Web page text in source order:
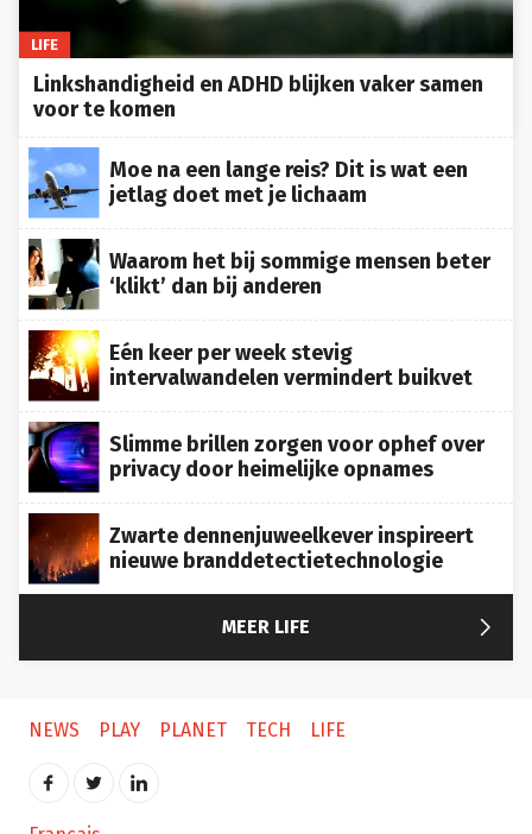
LIFE
Linkshandigheid en ADHD blijken vaker samen
voor te komen
Moe na een lange reis? Dit is wat een
jetlag doet met je lichaam
Waarom het bij sommige mensen beter
‘klikt’ dan bij anderen
Eén keer per week stevig
intervalwandelen vermindert buikvet
Slimme brillen zorgen voor ophef over
privacy door heimelijke opnames
Zwarte dennenjuweelkever inspireert
nieuwe branddetectietechnologie
MEER LIFE 
NEWS PLAY PLANET TECH LIFE